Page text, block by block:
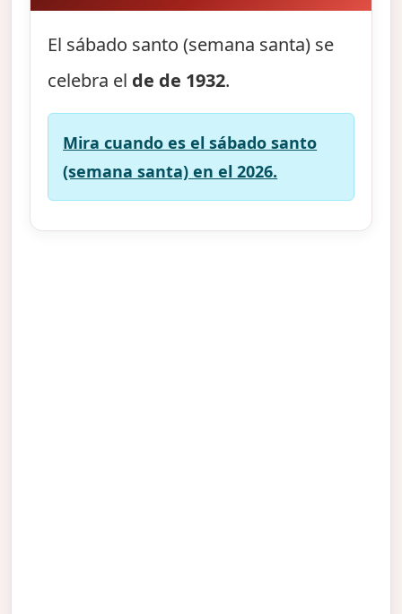
El sábado santo (semana santa) se
celebra el de de 1932.
Mira cuando es el sábado santo
(semana santa) en el 2026.